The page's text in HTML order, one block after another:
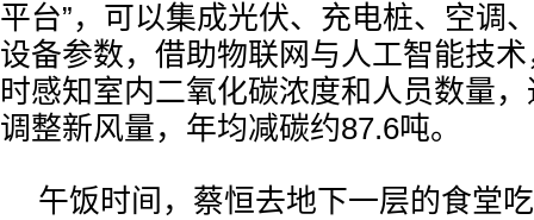
平台”，可以集成光伏、充电桩、空调
设备参数，借助物联网与人工智能技
时感知室内二氧化碳浓度和人员数量
调整新风量，年均减碳约87.6吨。
午饭时间，蔡恒去地下一层的食堂